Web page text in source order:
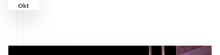
Okt